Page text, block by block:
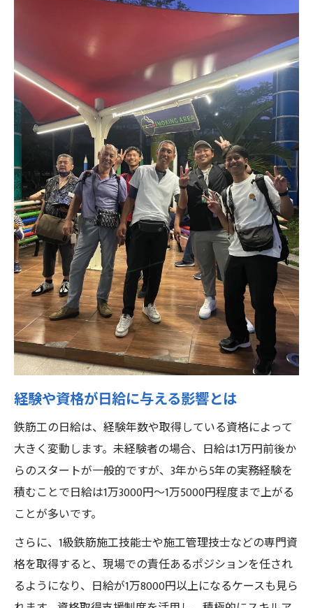
未経験者が知っておくべき収入アップのヒ
鉄筋工の平均年収を意識したキャリア計画
鉄筋工に向いている人の特徴を紹介
鉄筋工に向いている人と平均年収の傾向
年収を高めるために必要な適性とは
鉄筋工で収入アップを狙う人の共通点
現場で評価される鉄筋工の人物像とは
適性とスキルが収入にどう影響するか
年収を高めるスキルと資格取得のコツ
鉄筋工の平均年収を伸ばすスキル習得法
資格取得で鉄筋工の収入が変わる理由
現場で役立つ技術と年収アップの関係
効率的に資格を取るためのポイント
スキルアップが鉄筋工の収入に与える影響
経験や資格が日給に与える影響とは
鉄筋工の日給は、経験年数や取得している資格によって
大きく変動します。未経験者の場合、日給は1万円前後か
らのスタートが一般的ですが、3年から5年の実務経験を
積むことで日給は1万3000円〜1万5000円程度まで上がる
ことが多いです。
さらに、1級鉄筋施工技能士や施工管理技士などの専門資
格を取得すると、現場での責任あるポジションを任され
るようになり、日給が1万8000円以上になるケースも見ら